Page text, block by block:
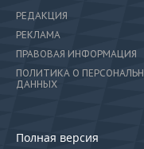
РЕДАКЦИЯ
РЕКЛАМА
ПРАВОВАЯ ИНФОРМАЦИЯ
ПОЛИТИКА О
ДАННЫХ
Полная версия